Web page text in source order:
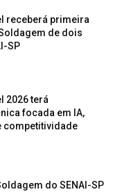
receberá primeira
de dois
SP
2026 terá
focada em IA,
competitividade
do SENAI-SP